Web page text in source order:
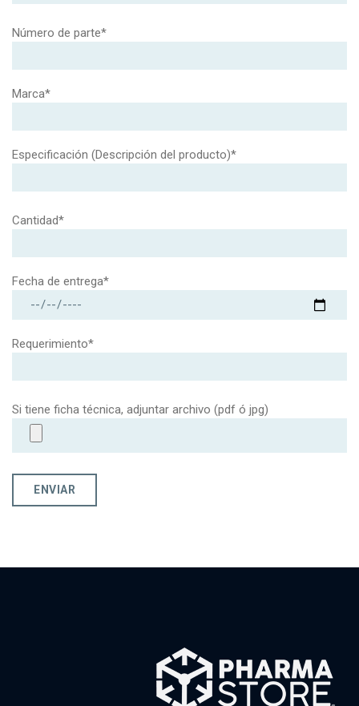
Número de parte*
Marca*
Especificación (Descripción del producto)*
Cantidad*
Fecha de entrega*
Requerimiento*
Si tiene ficha técnica, adjuntar archivo (pdf ó jpg)